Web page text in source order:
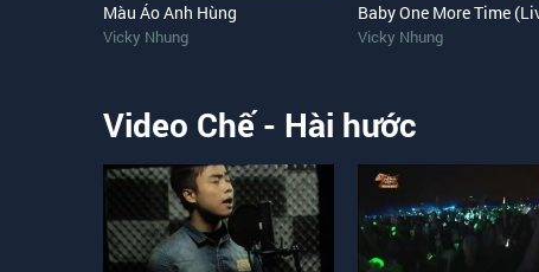
Màu Áo Anh Hùng
Vicky Nhung
Baby One More Time
Vicky Nhung
Video Chế - Hài hước